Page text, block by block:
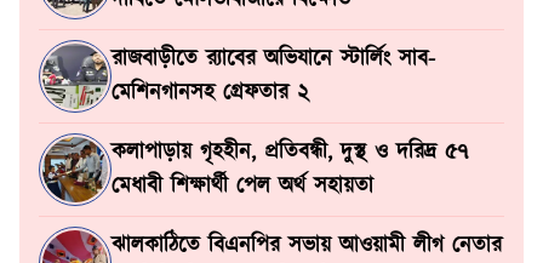
রাজবাড়ীতে র‍্যাবের অভিযানে স্টার্লিং সাব-
মেশিনগানসহ গ্রেফতার ২
কলাপাড়ায় গৃহহীন, প্রতিবন্ধী, দুস্থ ও দরিদ্র ৫৭
মেধাবী শিক্ষার্থী পেল অর্থ সহায়তা
ঝালকাঠিতে বিএনপির সভায় আওয়ামী লীগ নেতার